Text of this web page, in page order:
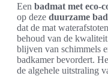
Een badmat met eco-
op deze duurzame
dat de mat
behoud van de
blijven van schimmels
badkamer bevordert.
de algehele uitstraling